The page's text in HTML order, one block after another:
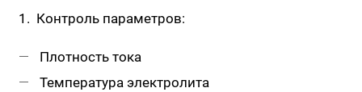
Контроль параметров:
Плотность тока
Температура электролита